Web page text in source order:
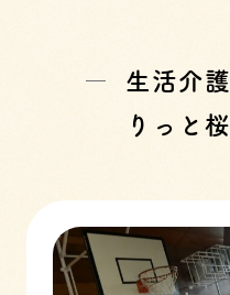
生活介護
りっと桜